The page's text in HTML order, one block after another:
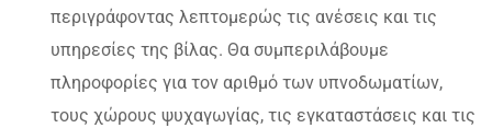
περιγράφοντας λεπτομερώς τις ανέσεις και τις
υπηρεσίες της βίλας. Θα συμπεριλάβουμε
πληροφορίες για τον αριθμό των υπνοδωματίων,
τους χώρους ψυχαγωγίας, τις εγκαταστάσεις και τις